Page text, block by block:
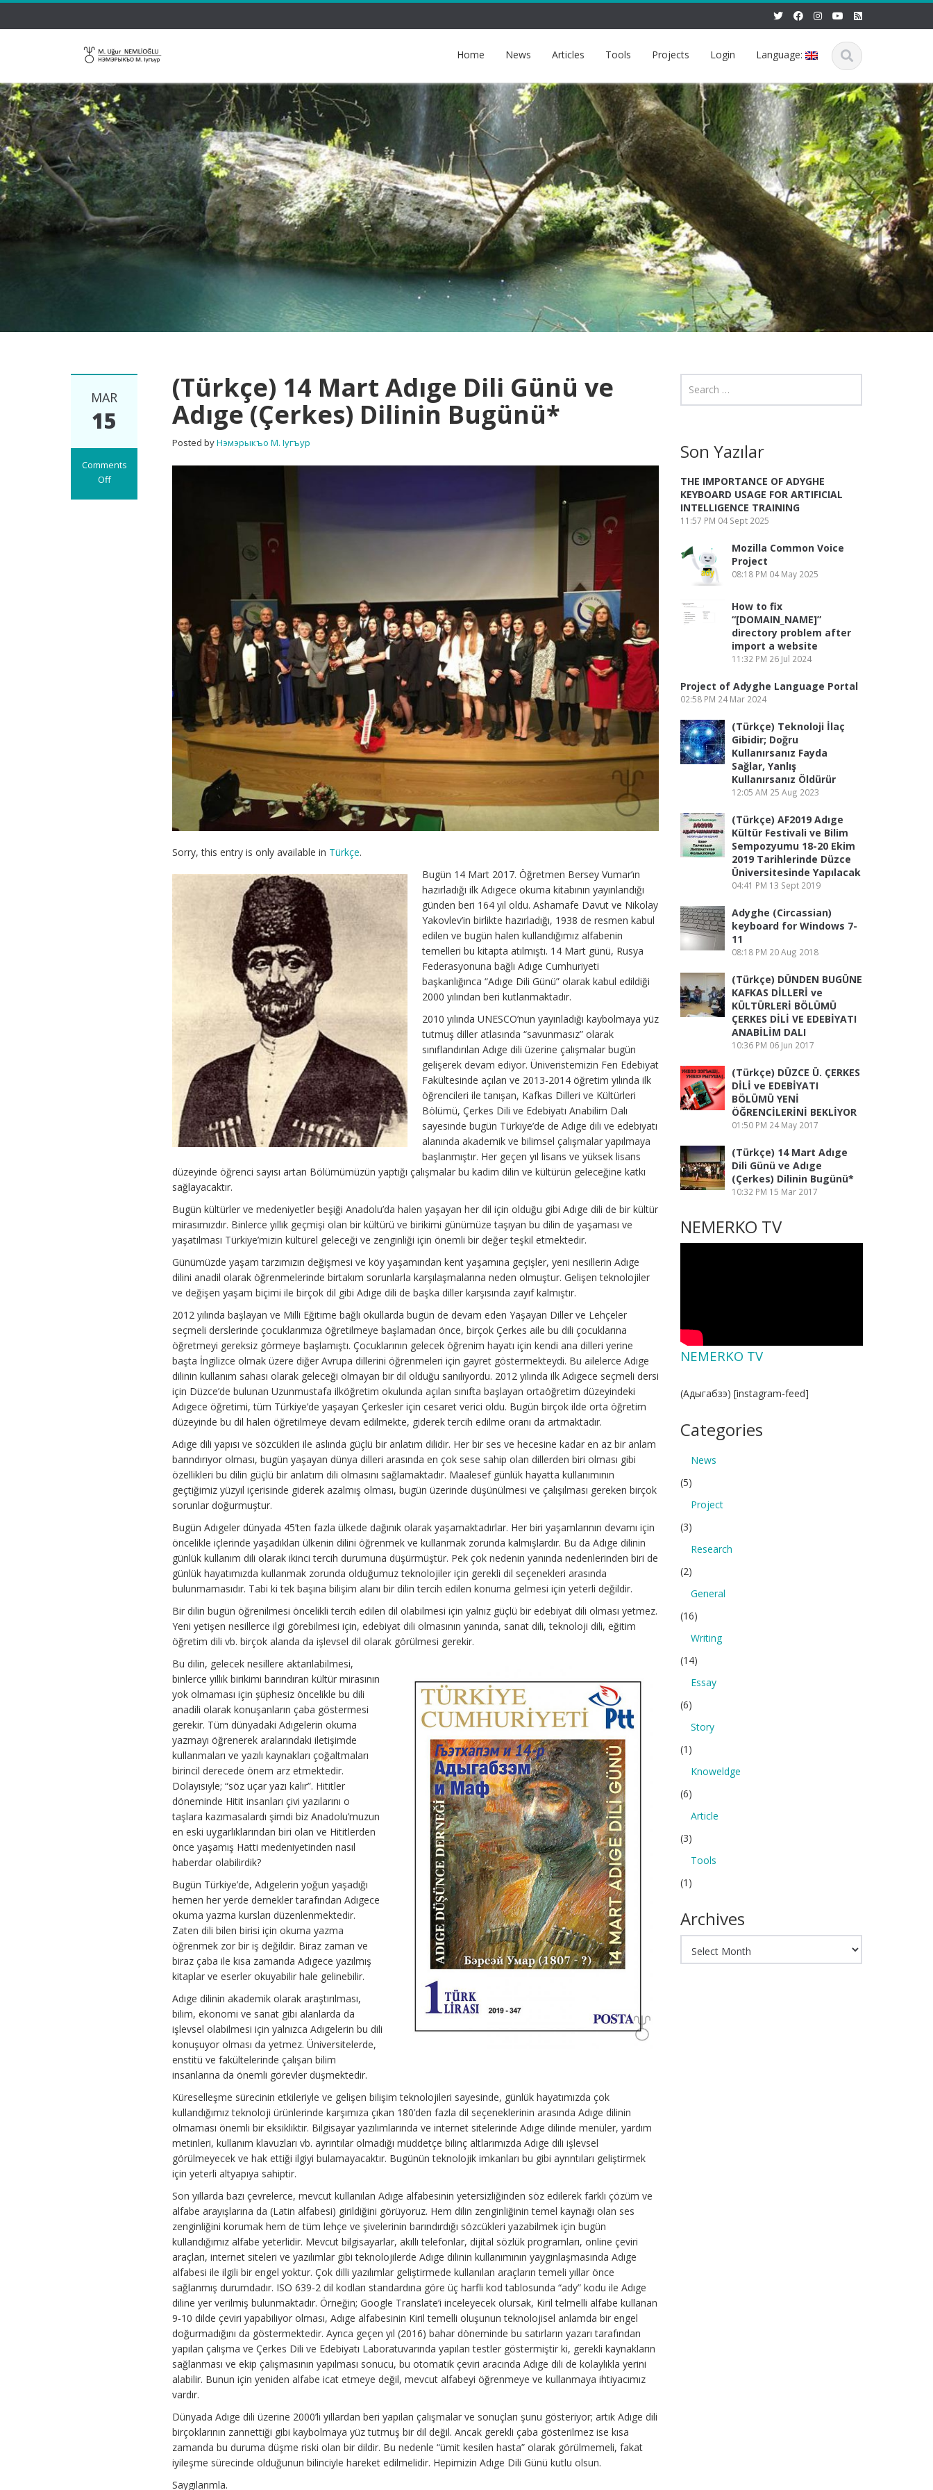
Home News Articles Tools Projects Login Language:
MAR
15
Comments
Off
(Türkçe) 14 Mart Adıge Dili Günü ve
Adıge (Çerkes) Dilinin Bugünü*
Posted byНэмэрыкъо М. Iугъур
Sorry, this entry is only available in Türkçe.
Bugün 14 Mart 2017. Öğretmen Bersey Vumar’ın
hazırladığı ilk Adıgece okuma kitabının yayınlandığı
günden beri 164 yıl oldu. Ashamafe Davut ve Nikolay
Yakovlev’in birlikte hazırladığı, 1938 de resmen kabul
edilen ve bugün halen kullandığımız alfabenin
temelleri bu kitapta atılmıştı. 14 Mart günü, Rusya
Federasyonuna bağlı Adıge Cumhuriyeti
başkanlığınca “Adıge Dili Günü” olarak kabul edildiği
2000 yılından beri kutlanmaktadır.
2010 yılında UNESCO’nun yayınladığı kaybolmaya yüz
tutmuş diller atlasında “savunmasız” olarak
sınıflandırılan Adıge dili üzerine çalışmalar bugün
gelişerek devam ediyor. Üniveristemizin Fen Edebiyat
Fakültesinde açılan ve 2013-2014 öğretim yılında ilk
öğrencileri ile tanışan, Kafkas Dilleri ve Kültürleri
Bölümü, Çerkes Dili ve Edebiyatı Anabilim Dalı
sayesinde bugün Türkiye’de de Adıge dili ve edebiyatı
alanında akademik ve bilimsel çalışmalar yapılmaya
başlanmıştır. Her geçen yıl lisans ve yüksek lisans
düzeyinde öğrenci sayısı artan Bölümümüzün yaptığı çalışmalar bu kadim dilin ve kültürün geleceğine katkı
sağlayacaktır.
Bugün kültürler ve medeniyetler beşiği Anadolu’da halen yaşayan her dil için olduğu gibi Adıge dili de bir kültür
mirasımızdır. Binlerce yıllık geçmişi olan bir kültürü ve birikimi günümüze taşıyan bu dilin de yaşaması ve
yaşatılması Türkiye’mizin kültürel geleceği ve zenginliği için önemli bir değer teşkil etmektedir.
Günümüzde yaşam tarzımızın değişmesi ve köy yaşamından kent yaşamına geçişler, yeni nesillerin Adıge
dilini anadil olarak öğrenmelerinde birtakım sorunlarla karşılaşmalarına neden olmuştur. Gelişen teknolojiler
ve değişen yaşam biçimi ile birçok dil gibi Adıge dili de başka diller karşısında zayıf kalmıştır.
2012 yılında başlayan ve Milli Eğitime bağlı okullarda bugün de devam eden Yaşayan Diller ve Lehçeler
seçmeli derslerinde çocuklarımıza öğretilmeye başlamadan önce, birçok Çerkes aile bu dili çocuklarına
öğretmeyi gereksiz görmeye başlamıştı. Çocuklarının gelecek öğrenim hayatı için kendi ana dilleri yerine
başta İngilizce olmak üzere diğer Avrupa dillerini öğrenmeleri için gayret göstermekteydi. Bu ailelerce Adıge
dilinin kullanım sahası olarak geleceği olmayan bir dil olduğu sanılıyordu. 2012 yılında ilk Adıgece seçmeli dersi
için Düzce’de bulunan Uzunmustafa ilköğretim okulunda açılan sınıfta başlayan ortaöğretim düzeyindeki
Adıgece öğretimi, tüm Türkiye’de yaşayan Çerkesler için cesaret verici oldu. Bugün birçok ilde orta öğretim
düzeyinde bu dil halen öğretilmeye devam edilmekte, giderek tercih edilme oranı da artmaktadır.
Adıge dili yapısı ve sözcükleri ile aslında güçlü bir anlatım dilidir. Her bir ses ve hecesine kadar en az bir anlam
barındırıyor olması, bugün yaşayan dünya dilleri arasında en çok sese sahip olan dillerden biri olması gibi
özellikleri bu dilin güçlü bir anlatım dili olmasını sağlamaktadır. Maalesef günlük hayatta kullanımının
geçtiğimiz yüzyıl içerisinde giderek azalmış olması, bugün üzerinde düşünülmesi ve çalışılması gereken birçok
sorunlar doğurmuştur.
Bugün Adıgeler dünyada 45’ten fazla ülkede dağınık olarak yaşamaktadırlar. Her biri yaşamlarının devamı için
öncelikle içlerinde yaşadıkları ülkenin dilini öğrenmek ve kullanmak zorunda kalmışlardır. Bu da Adıge dilinin
günlük kullanım dili olarak ikinci tercih durumuna düşürmüştür. Pek çok nedenin yanında nedenlerinden biri de
günlük hayatımızda kullanmak zorunda olduğumuz teknolojiler için gerekli dil seçenekleri arasında
bulunmamasıdır. Tabi ki tek başına bilişim alanı bir dilin tercih edilen konuma gelmesi için yeterli değildir.
Bir dilin bugün öğrenilmesi öncelikli tercih edilen dil olabilmesi için yalnız güçlü bir edebiyat dili olması yetmez.
Yeni yetişen nesillerce ilgi görebilmesi için, edebiyat dili olmasının yanında, sanat dili, teknoloji dili, eğitim
öğretim dili vb. birçok alanda da işlevsel dil olarak görülmesi gerekir.
Bu dilin, gelecek nesillere aktarılabilmesi,
binlerce yıllık birikimi barındıran kültür mirasının
yok olmaması için şüphesiz öncelikle bu dili
anadili olarak konuşanların çaba göstermesi
gerekir. Tüm dünyadaki Adıgelerin okuma
yazmayı öğrenerek aralarındaki iletişimde
kullanmaları ve yazılı kaynakları çoğaltmaları
birincil derecede önem arz etmektedir.
Dolayısıyle; “söz uçar yazı kalır”. Hititler
döneminde Hitit insanları çivi yazılarını o
taşlara kazımasalardı şimdi biz Anadolu’muzun
en eski uygarlıklarından biri olan ve Hititlerden
önce yaşamış Hatti medeniyetinden nasıl
haberdar olabilirdik?
Bugün Türkiye’de, Adıgelerin yoğun yaşadığı
hemen her yerde dernekler tarafından Adıgece
okuma yazma kursları düzenlenmektedir.
Zaten dili bilen birisi için okuma yazma
öğrenmek zor bir iş değildir. Biraz zaman ve
biraz çaba ile kısa zamanda Adıgece yazılmış
kitaplar ve eserler okuyabilir hale gelinebilir.
Adıge dilinin akademik olarak araştırılması,
bilim, ekonomi ve sanat gibi alanlarda da
işlevsel olabilmesi için yalnızca Adıgelerin bu dili
konuşuyor olması da yetmez. Üniversitelerde,
enstitü ve fakültelerinde çalışan bilim
insanlarına da önemli görevler düşmektedir.
Küreselleşme sürecinin etkileriyle ve gelişen bilişim teknolojileri sayesinde, günlük hayatımızda çok
kullandığımız teknoloji ürünlerinde karşımıza çıkan 180’den fazla dil seçeneklerinin arasında Adıge dilinin
olmaması önemli bir eksikliktir. Bilgisayar yazılımlarında ve internet sitelerinde Adıge dilinde menüler, yardım
metinleri, kullanım klavuzları vb. ayrıntılar olmadığı müddetçe bilinç altlarımızda Adıge dili işlevsel
görülmeyecek ve hak ettiği ilgiyi bulamayacaktır. Bugünün teknolojik imkanları bu gibi ayrıntıları geliştirmek
için yeterli altyapıya sahiptir.
Son yıllarda bazı çevrelerce, mevcut kullanılan Adıge alfabesinin yetersizliğinden söz edilerek farklı çözüm ve
alfabe arayışlarına da (Latin alfabesi) girildiğini görüyoruz. Hem dilin zenginliğinin temel kaynağı olan ses
zenginliğini korumak hem de tüm lehçe ve şivelerinin barındırdığı sözcükleri yazabilmek için bugün
kullandığımız alfabe yeterlidir. Mevcut bilgisayarlar, akıllı telefonlar, dijital sözlük programları, online çeviri
araçları, internet siteleri ve yazılımlar gibi teknolojilerde Adıge dilinin kullanımının yaygınlaşmasında Adıge
alfabesi ile ilgili bir engel yoktur. Çok dilli yazılımlar geliştirmede kullanılan araçların temeli yıllar önce
sağlanmış durumdadır. ISO 639-2 dil kodları standardına göre üç harfli kod tablosunda “ady” kodu ile Adıge
diline yer verilmiş bulunmaktadır. Örneğin; Google Translate’i inceleyecek olursak, Kiril telmelli alfabe kullanan
9-10 dilde çeviri yapabiliyor olması, Adıge alfabesinin Kiril temelli oluşunun teknolojisel anlamda bir engel
doğurmadığını da göstermektedir. Ayrıca geçen yıl (2016) bahar döneminde bu satırların yazarı tarafından
yapılan çalışma ve Çerkes Dili ve Edebiyatı Laboratuvarında yapılan testler göstermiştir ki, gerekli kaynakların
sağlanması ve ekip çalışmasının yapılması sonucu, bu otomatik çeviri aracında Adıge dili de kolaylıkla yerini
alabilir. Bunun için yeniden alfabe icat etmeye değil, mevcut alfabeyi öğrenmeye ve kullanmaya ihtiyacımız
vardır.
Dünyada Adıge dili üzerine 2000’li yıllardan beri yapılan çalışmalar ve sonuçları şunu gösteriyor; artık Adıge dili
birçoklarının zannettiği gibi kaybolmaya yüz tutmuş bir dil değil. Ancak gerekli çaba gösterilmez ise kısa
zamanda bu duruma düşme riski olan bir dildir. Bu nedenle “ümit kesilen hasta” olarak görülmemeli, fakat
iyileşme sürecinde olduğunun bilinciyle hareket edilmelidir. Hepimizin Adıge Dili Günü kutlu olsun.
Saygılarımla.
Son Yazılar
THE IMPORTANCE OF ADYGHE
KEYBOARD USAGE FOR ARTIFICIAL
INTELLIGENCE TRAINING
11:57 PM 04 Sept 2025
Mozilla Common Voice
Project
08:18 PM 04 May 2025
How to fix
“[DOMAIN_NAME]”
directory problem after
import a website
11:32 PM 26 Jul 2024
Project of Adyghe Language Portal
02:58 PM 24 Mar 2024
(Türkçe) Teknoloji İlaç
Gibidir; Doğru
Kullanırsanız Fayda
Sağlar, Yanlış
Kullanırsanız Öldürür
12:05 AM 25 Aug 2023
(Türkçe) AF2019 Adıge
Kültür Festivali ve Bilim
Sempozyumu 18-20 Ekim
2019 Tarihlerinde Düzce
Üniversitesinde Yapılacak
04:41 PM 13 Sept 2019
Adyghe (Circassian)
keyboard for Windows 7-
11
08:18 PM 20 Aug 2018
(Türkçe) DÜNDEN BUGÜNE
KAFKAS DİLLERİ ve
KÜLTÜRLERİ BÖLÜMÜ
ÇERKES DİLİ VE EDEBİYATI
ANABİLİM DALI
10:36 PM 06 Jun 2017
(Türkçe) DÜZCE Ü. ÇERKES
DİLİ ve EDEBİYATI
BÖLÜMÜ YENİ
ÖĞRENCİLERİNİ BEKLİYOR
01:50 PM 24 May 2017
(Türkçe) 14 Mart Adıge
Dili Günü ve Adıge
(Çerkes) Dilinin Bugünü*
10:32 PM 15 Mar 2017
NEMERKO TV
NEMERKO TV
(Адыгабзэ) [instagram-feed]
Categories
News
(5)
Project
(3)
Research
(2)
General
(16)
Writing
(14)
Essay
(6)
Story
(1)
Knoweldge
(6)
Article
(3)
Tools
(1)
Archives